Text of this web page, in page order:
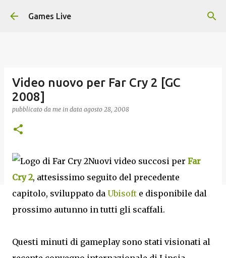
Passa ai contenuti principali
Games Live
Video nuovo per Far Cry 2 [GC
2008]
pubblicato da me in data agosto 28, 2008
Nuovi video succosi per Far
Cry 2, attesissimo seguito del precedente
capitolo, sviluppato da Ubisoft e disponibile dal
prossimo autunno in tutti gli scaffali.
Questi minuti di gameplay sono stati visionati al